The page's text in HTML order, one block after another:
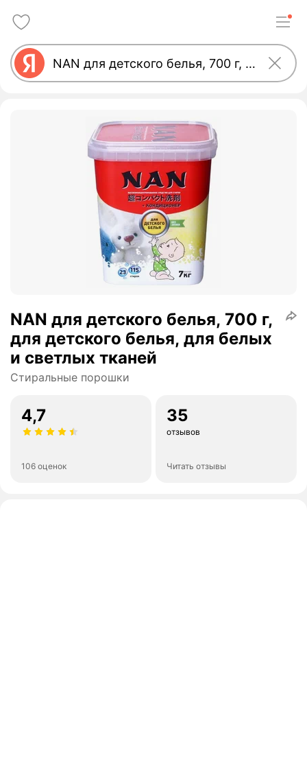
NAN для детского белья, 700 г,
для детского белья, для белых
и светлых тканей
Стиральные порошки
4,7
106 оценок
35
отзывов
Читать отзывы